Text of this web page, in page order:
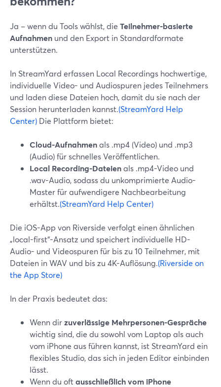
Ja – wenn du Tools wählst, die Teilnehmer-basierte
Aufnahmen und den Export in Standardformate
unterstützen.
In StreamYard erfassen Local Recordings hochwertige,
individuelle Video- und Audiospuren jedes Teilnehmers
und laden diese Dateien hoch, damit du sie nach der
Session herunterladen kannst.(StreamYard Help
Center) Die Plattform bietet:
Cloud-Aufnahmenals .mp4 (Video) und .mp3
(Audio) für schnelles Veröffentlichen.
Local Recording-Dateienals .mp4-Video und
.wav-Audio, sodass du unkomprimierte Audio-
Master für aufwendigere Nachbearbeitung
erhältst.(StreamYard Help Center)
Die iOS-App von Riverside verfolgt einen ähnlichen
„local-first“-Ansatz und speichert individuelle HD-
Audio- und Videospuren für bis zu 10 Teilnehmer, mit
Dateien in WAV und bis zu 4K-Auflösung.(Riverside on
the App Store)
In der Praxis bedeutet das:
Wenn dirzuverlässige Mehrpersonen-Gespräche
wichtig sind, die du sowohl vom Laptop als auch
vom iPhone aus führen kannst, ist StreamYard ein
flexibles Studio, das sich in jeden Editor einbinden
lässt.
Wenn du oftausschließlich vom iPhone